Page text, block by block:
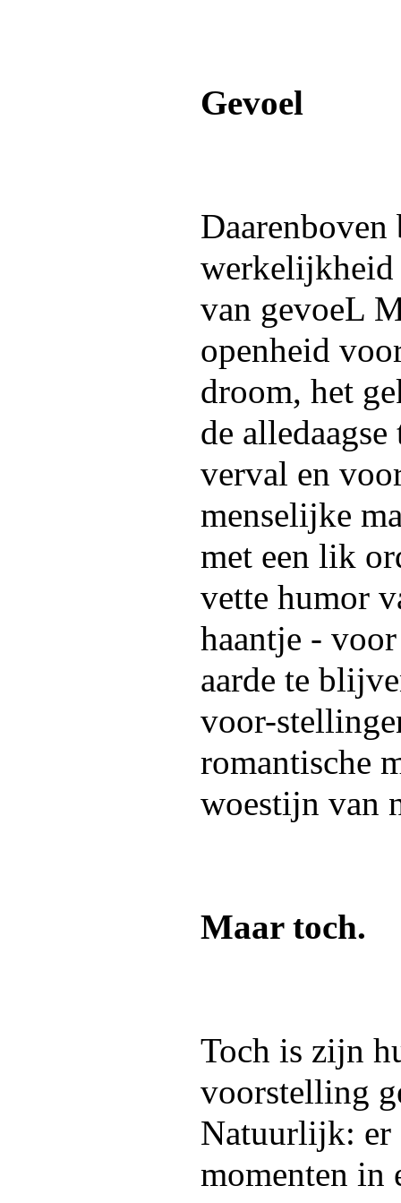
Gevoel
werkelijkheid
van gevoeL
openheid
droom, het
de
verval en
menselijke
met een lik
vette humor
haantje -
aarde te
voor-
romantische
woestijn van
Maar toch.
Toch is zijn
voorstelling
Natuurlijk: er
momenten in